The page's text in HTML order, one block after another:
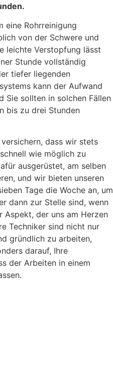
eine Rohrreinigung
von der Schwere und
leichte Verstopfung lässt
Stunde vollständig
tiefer liegenden
kann der Aufwand
Sie sollten in solchen Fällen
bis zu drei Stunden
dass wir stets
wie möglich zu
ausgerüstet, am selben
und wir bieten unseren
Tage die Woche an, um
dann zur Stelle sind, wenn
Aspekt, der uns am Herzen
Techniker sind nicht nur
gründlich zu arbeiten,
darauf, Ihre
der Arbeiten in einem